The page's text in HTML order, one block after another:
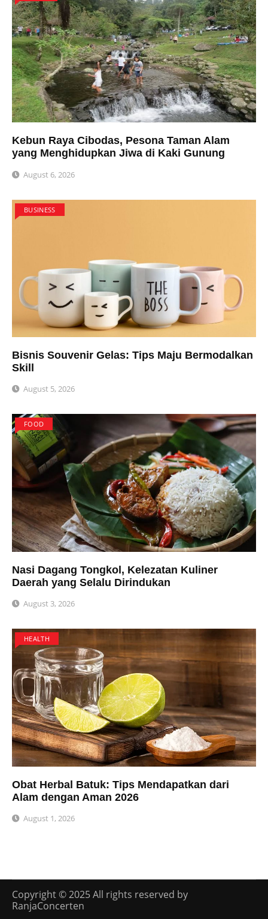
Kebun Raya Cibodas, Pesona Taman Alam
yang Menghidupkan Jiwa di Kaki Gunung
August 6, 2026
BUSINESS
Bisnis Souvenir Gelas: Tips Maju Bermodalkan
Skill
August 5, 2026
FOOD
Nasi Dagang Tongkol, Kelezatan Kuliner
Daerah yang Selalu Dirindukan
August 3, 2026
HEALTH
Obat Herbal Batuk: Tips Mendapatkan dari
Alam dengan Aman 2026
August 1, 2026
Copyright © 2025 All rights reserved by
RanjaConcerten